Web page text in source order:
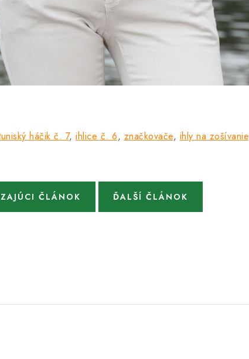
háčik č. 7, ihlice č. 6, značkovače, ihly na zošívanie
ČLÁNOK ĎALŠÍ ČLÁNOK